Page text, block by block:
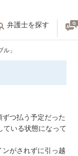
弁護士を探す
」
つ払う予定だった
ている状態になって
がされずに引っ越